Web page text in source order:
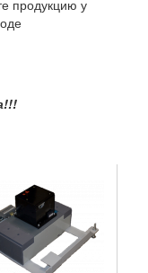
продукцию у